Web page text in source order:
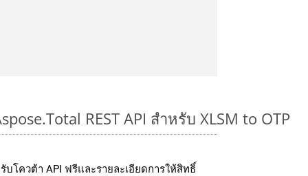
REST API สำหรับ XLSM to OTP
รับโควต้า API ฟรีและรายละเอียดการให้สิทธิ์